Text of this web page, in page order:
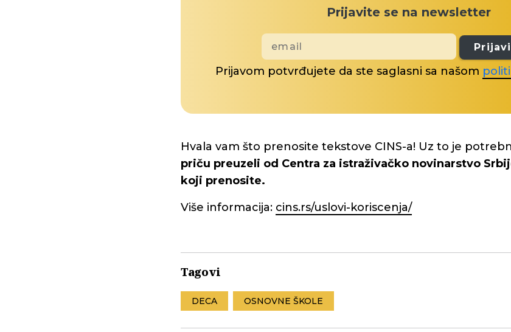
Prijavite se na newsletter
Prijavom potvrđujete da ste saglasni sa našom
Hvala vam što prenosite tekstove CINS-a! Uz to je
priču preuzeli od Centra za istraživačko novinarstvo
koji prenosite.
Više informacija: cins.rs/uslovi-koriscenja/
Tagovi
DECA OSNOVNE ŠKOLE